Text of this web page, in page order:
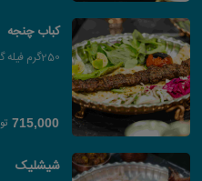
کباب چنجه
250گرم فیله گوسفندی
715,000
شیشلیک